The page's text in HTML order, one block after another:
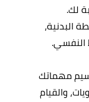
لك.
البدنية،
النفسي.
مهماتك
والقيام